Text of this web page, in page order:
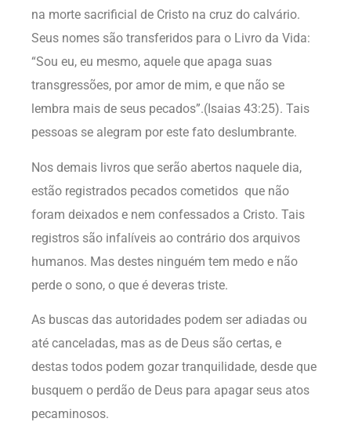
na morte sacrificial de Cristo na cruz do calvário.
Seus nomes são transferidos para o Livro da Vida:
“Sou eu, eu mesmo, aquele que apaga suas
transgressões, por amor de mim, e que não se
lembra mais de seus pecados”.(Isaias 43:25). Tais
pessoas se alegram por este fato deslumbrante.
Nos demais livros que serão abertos naquele dia,
estão registrados pecados cometidos que não
foram deixados e nem confessados a Cristo. Tais
registros são infalíveis ao contrário dos arquivos
humanos. Mas destes ninguém tem medo e não
perde o sono, o que é deveras triste.
As buscas das autoridades podem ser adiadas ou
até canceladas, mas as de Deus são certas, e
destas todos podem gozar tranquilidade, desde que
busquem o perdão de Deus para apagar seus atos
pecaminosos.